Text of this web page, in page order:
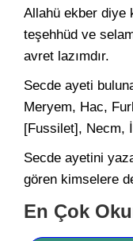
Allahü ekber diye
teşehhüd ve
avret lazımdır.
Secde ayeti
Meryem, Hac,
[Fussilet], Necm,
Secde ayetini
gören kimselere
En Çok